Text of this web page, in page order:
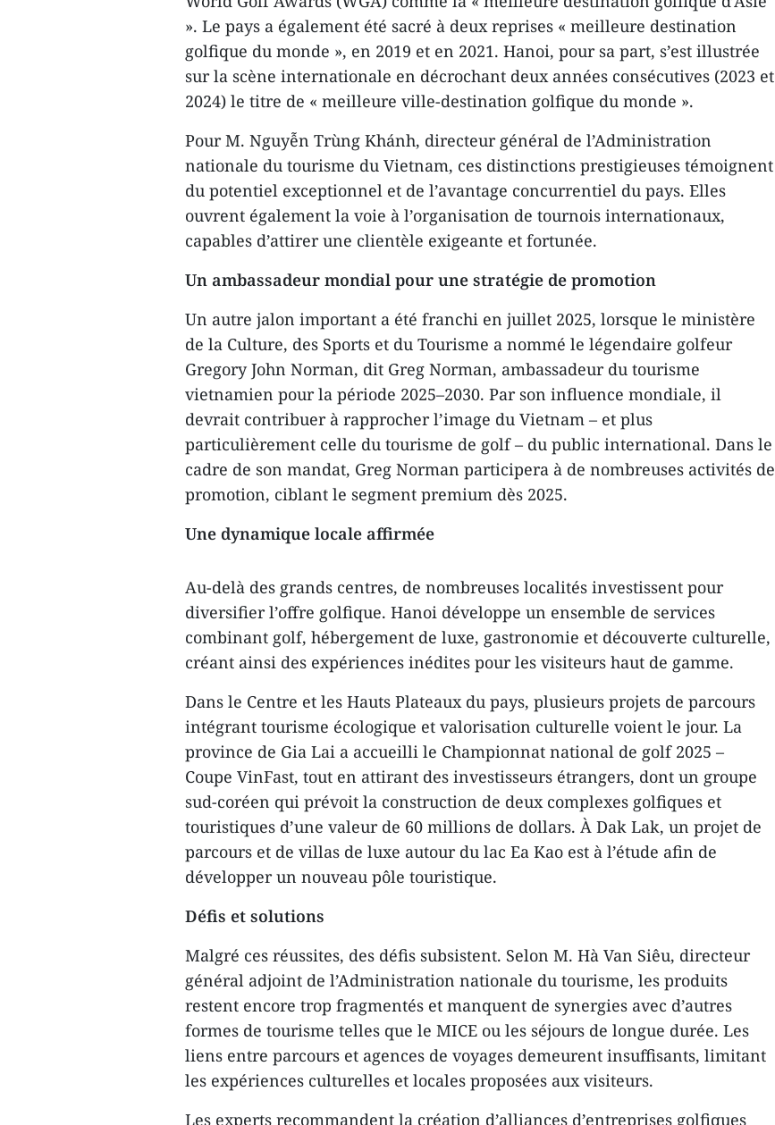
». Le pays a également été sacré à deux reprises « meilleure destination
golfique du monde », en 2019 et en 2021. Hanoi, pour sa part, s’est illustrée
sur la scène internationale en décrochant deux années consécutives (2023 et
2024) le titre de « meilleure ville-destination golfique du monde ».
Pour M. Nguyễn Trùng Khánh, directeur général de l’Administration
nationale du tourisme du Vietnam, ces distinctions prestigieuses témoignent
du potentiel exceptionnel et de l’avantage concurrentiel du pays. Elles
ouvrent également la voie à l’organisation de tournois internationaux,
capables d’attirer une clientèle exigeante et fortunée.
Un ambassadeur mondial pour une stratégie de promotion
Un autre jalon important a été franchi en juillet 2025, lorsque le ministère
de la Culture, des Sports et du Tourisme a nommé le légendaire golfeur
Gregory John Norman, dit Greg Norman, ambassadeur du tourisme
vietnamien pour la période 2025–2030. Par son influence mondiale, il
devrait contribuer à rapprocher l’image du Vietnam – et plus
particulièrement celle du tourisme de golf – du public international. Dans le
cadre de son mandat, Greg Norman participera à de nombreuses activités de
promotion, ciblant le segment premium dès 2025.
Une dynamique locale affirmée
Au-delà des grands centres, de nombreuses localités investissent pour
diversifier l’offre golfique. Hanoi développe un ensemble de services
combinant golf, hébergement de luxe, gastronomie et découverte culturelle,
créant ainsi des expériences inédites pour les visiteurs haut de gamme.
Dans le Centre et les Hauts Plateaux du pays, plusieurs projets de parcours
intégrant tourisme écologique et valorisation culturelle voient le jour. La
province de Gia Lai a accueilli le Championnat national de golf 2025 –
Coupe VinFast, tout en attirant des investisseurs étrangers, dont un groupe
sud-coréen qui prévoit la construction de deux complexes golfiques et
touristiques d’une valeur de 60 millions de dollars. À Dak Lak, un projet de
parcours et de villas de luxe autour du lac Ea Kao est à l’étude afin de
développer un nouveau pôle touristique.
Défis et solutions
Malgré ces réussites, des défis subsistent. Selon M. Hà Van Siêu, directeur
général adjoint de l’Administration nationale du tourisme, les produits
restent encore trop fragmentés et manquent de synergies avec d’autres
formes de tourisme telles que le MICE ou les séjours de longue durée. Les
liens entre parcours et agences de voyages demeurent insuffisants, limitant
les expériences culturelles et locales proposées aux visiteurs.
Les experts recommandent la création d’alliances d’entreprises golfiques